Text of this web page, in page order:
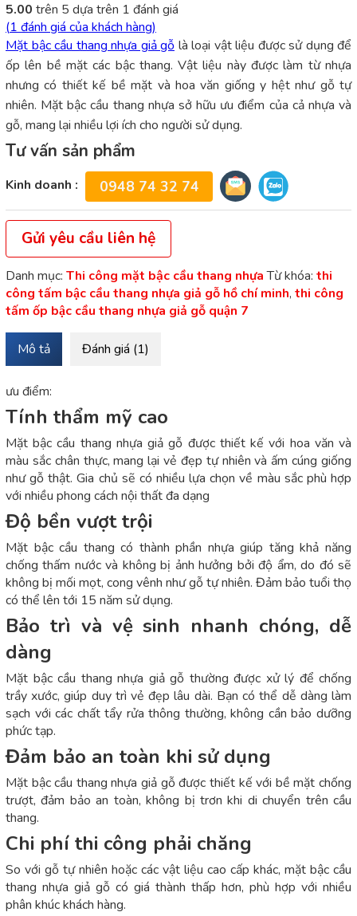
5.00 trên 5 dựa trên 1 đánh giá
(1 đánh giá của khách hàng)
Mặt bậc cầu thang nhựa giả gỗ là loại vật liệu được sử dụng để
ốp lên bề mặt các bậc thang. Vật liệu này được làm từ nhựa
nhưng có thiết kế bề mặt và hoa văn giống y hệt như gỗ tự
nhiên. Mặt bậc cầu thang nhựa sở hữu ưu điểm của cả nhựa và
gỗ, mang lại nhiều lợi ích cho người sử dụng.
Tư vấn sản phẩm
Kinh doanh : 0948 74 32 74
Gửi yêu cầu liên hệ
Danh mục: Thi công mặt bậc cầu thang nhựa Từ khóa: thi
công tấm bậc cầu thang nhựa giả gỗ hồ chí minh, thi công
tấm ốp bậc cầu thang nhựa giả gỗ quận 7
Mô tả Đánh giá (1)
ưu điểm:
Tính thẩm mỹ cao
Mặt bậc cầu thang nhựa giả gỗ được thiết kế với hoa văn và
màu sắc chân thực, mang lại vẻ đẹp tự nhiên và ấm cúng giống
như gỗ thật. Gia chủ sẽ có nhiều lựa chọn về màu sắc phù hợp
với nhiều phong cách nội thất đa dạng
Độ bền vượt trội
Mặt bậc cầu thang có thành phần nhựa giúp tăng khả năng
chống thấm nước và không bị ảnh hưởng bởi độ ẩm, do đó sẽ
không bị mối mọt, cong vênh như gỗ tự nhiên. Đảm bảo tuổi thọ
có thể lên tới 15 năm sử dụng.
Bảo trì và vệ sinh nhanh chóng, dễ
dàng
Mặt bậc cầu thang nhựa giả gỗ thường được xử lý để chống
trầy xước, giúp duy trì vẻ đẹp lâu dài. Bạn có thể dễ dàng làm
sạch với các chất tẩy rửa thông thường, không cần bảo dưỡng
phức tạp.
Đảm bảo an toàn khi sử dụng
Mặt bậc cầu thang nhựa giả gỗ được thiết kế với bề mặt chống
trượt, đảm bảo an toàn, không bị trơn khi di chuyển trên cầu
thang.
Chi phí thi công phải chăng
So với gỗ tự nhiên hoặc các vật liệu cao cấp khác, mặt bậc cầu
thang nhựa giả gỗ có giá thành thấp hơn, phù hợp với nhiều
phân khúc khách hàng.